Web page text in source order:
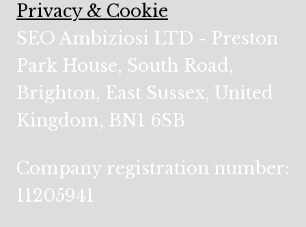
Privacy & Cookie
SEO Ambiziosi LTD - Preston
Park House, South Road,
Brighton, East Sussex, United
Kingdom, BN1 6SB
Company registration number:
11205941